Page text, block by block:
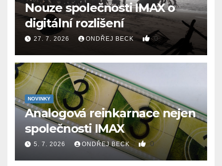
Nouze společnosti IMAX o
digitální rozlišení
27. 7. 2026 ONDŘEJ BECK 0
NOVINKY
Analogová reinkarnace nejen
společnosti IMAX
5. 7. 2026 ONDŘEJ BECK 0